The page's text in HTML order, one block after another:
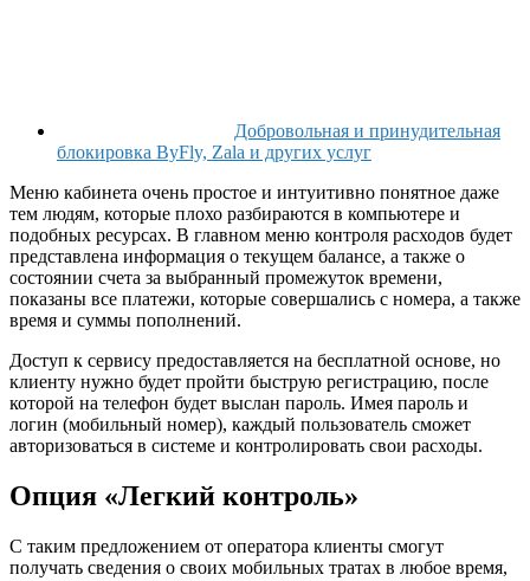
Добровольная и принудительная
блокировка ByFly, Zala и других услуг
Меню кабинета очень простое и интуитивно понятное даже
тем людям, которые плохо разбираются в компьютере и
подобных ресурсах. В главном меню контроля расходов будет
представлена информация о текущем балансе, а также о
состоянии счета за выбранный промежуток времени,
показаны все платежи, которые совершались с номера, а также
время и суммы пополнений.
Доступ к сервису предоставляется на бесплатной основе, но
клиенту нужно будет пройти быструю регистрацию, после
которой на телефон будет выслан пароль. Имея пароль и
логин (мобильный номер), каждый пользователь сможет
авторизоваться в системе и контролировать свои расходы.
Опция «Легкий контроль»
С таким предложением от оператора клиенты смогут
получать сведения о своих мобильных тратах в любое время,